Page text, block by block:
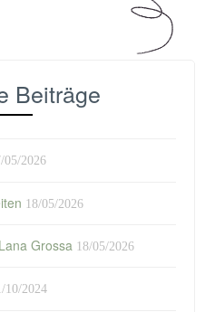
Beiträge
05/2026
18/05/2026
Grossa 18/05/2026
10/2024